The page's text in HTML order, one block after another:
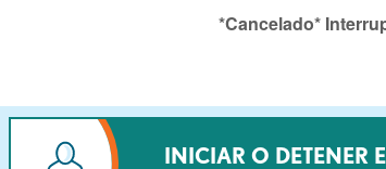
*Cancelado*
INICIAR O DETENER